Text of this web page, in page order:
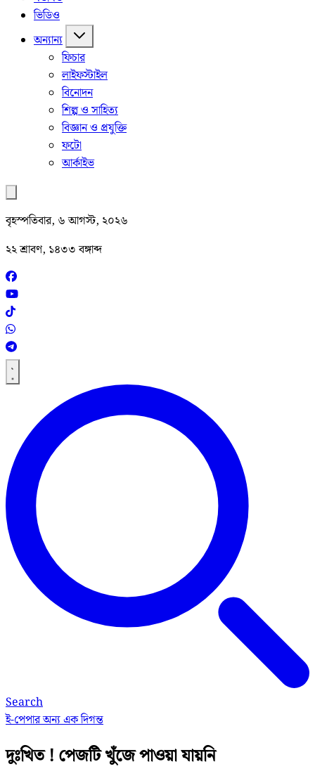
ভিডিও
অন্যান্য
ফিচার
লাইফস্টাইল
বিনোদন
শিল্প ও সাহিত্য
বিজ্ঞান ও প্রযুক্তি
ফটো
আর্কাইভ
বৃহস্পতিবার, ৬ আগস্ট, ২০২৬
২২ শ্রাবণ, ১৪৩৩ বঙ্গাব্দ
Search
ই-পেপারঅন্য এক দিগন্ত
দুঃখিত ! পেজটি খুঁজে পাওয়া যায়নি